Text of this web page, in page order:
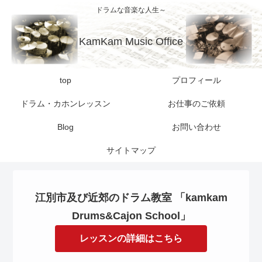
ドラムな音楽な人生～
KamKam Music Office
top プロフィール
ドラム・カホンレッスン お仕事のご依頼
Blog お問い合わせ
サイトマップ
江別市及び近郊のドラム教室 「kamkam
Drums&Cajon School」
レッスンの詳細はこちら